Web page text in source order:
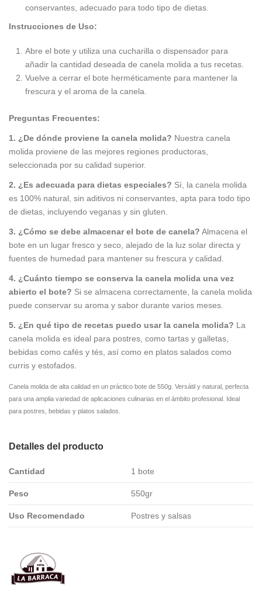
conservantes, adecuado para todo tipo de dietas.
Instrucciones de Uso:
Abre el bote y utiliza una cucharilla o dispensador para
añadir la cantidad deseada de canela molida a tus recetas.
Vuelve a cerrar el bote herméticamente para mantener la
frescura y el aroma de la canela.
Preguntas Frecuentes:
1. ¿De dónde proviene la canela molida? Nuestra canela
molida proviene de las mejores regiones productoras,
seleccionada por su calidad superior.
2. ¿Es adecuada para dietas especiales? Sí, la canela molida
es 100% natural, sin aditivos ni conservantes, apta para todo tipo
de dietas, incluyendo veganas y sin gluten.
3. ¿Cómo se debe almacenar el bote de canela? Almacena el
bote en un lugar fresco y seco, alejado de la luz solar directa y
fuentes de humedad para mantener su frescura y calidad.
4. ¿Cuánto tiempo se conserva la canela molida una vez
abierto el bote? Si se almacena correctamente, la canela molida
puede conservar su aroma y sabor durante varios meses.
5. ¿En qué tipo de recetas puedo usar la canela molida? La
canela molida es ideal para postres, como tartas y galletas,
bebidas como cafés y tés, así como en platos salados como
curris y estofados.
Canela molida de alta calidad en un práctico bote de 550g. Versátil y natural, perfecta
para una amplia variedad de aplicaciones culinarias en el ámbito profesional. Ideal
para postres, bebidas y platos salados.
Detalles del producto
Cantidad 1 bote
Peso 550gr
Uso Recomendado Postres y salsas